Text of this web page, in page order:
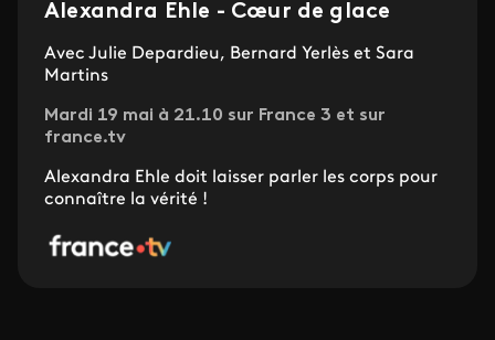
Alexandra Ehle - Cœur de glace
Avec Julie Depardieu, Bernard Yerlès et Sara
Martins
Mardi 19 mai à 21.10 sur France 3 et sur
france.tv
Alexandra Ehle doit laisser parler les corps pour
connaître la vérité !